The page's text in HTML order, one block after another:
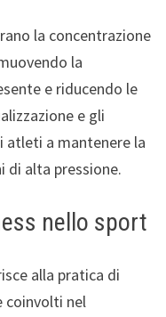
la concentrazione
la
e riducendo le
e gli
atleti a mantenere la
di alta pressione.
nello sport
alla pratica di
coinvolti nel